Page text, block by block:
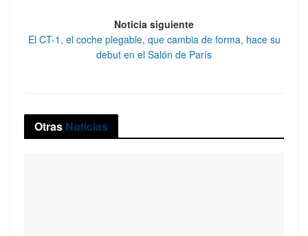
Noticia siguiente
El CT-1, el coche plegable, que cambia de forma, hace su
debut en el Salón de París
Otras Noticias